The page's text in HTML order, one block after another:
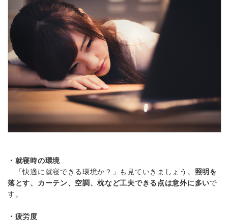
・就寝時の環境
「快適に就寝できる環境か？」も見ていきましょう。 照明を
落とす、カーテン、空調、枕など工夫できる点は意外に多いで
す。
・疲労度